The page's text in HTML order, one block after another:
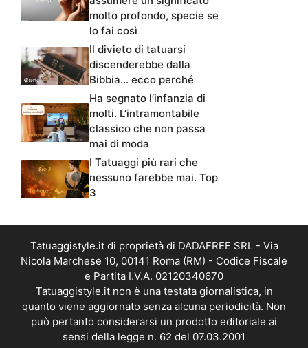
molto profondo, specie se
lo fai così
Il divieto di tatuarsi
discenderebbe dalla
Bibbia… ecco perché
Ha segnato l’infanzia di
molti. L’intramontabile
classico che non passa
mai di moda
I Tatuaggi più rari che
nessuno farebbe mai. Top
3
Tatuaggistyle.it di proprietà di DADAFREE SRL - Via
Nicola Marchese 10, 00141 Roma (RM) - Codice Fiscale
e Partita I.V.A. 02120340670
Tatuaggistyle.it non è una testata giornalistica, in
quanto viene aggiornato senza alcuna periodicità. Non
può pertanto considerarsi un prodotto editoriale ai
sensi della legge n. 62 del 07.03.2001